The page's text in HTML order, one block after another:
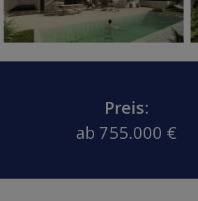
Preis:
ab 755.000 €